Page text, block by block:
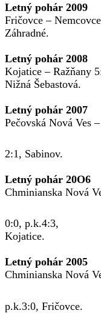
Letný pohár 2009
Fričovce –
Záhradné.
Letný pohár 2008
Kojatice – Ražňany
Nižná Šebastová.
Letný pohár 2007
Pečovská Nová Ves
2:1, Sabinov.
Letný pohár 20O6
Chminianska Nová
0:0, p.k.4:3,
Kojatice.
Letný pohár 2005
Chminianska Nová
p.k.3:0, Fričovce.